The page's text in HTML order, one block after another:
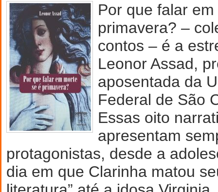
Por que falar
primavera? –
contos – é a
Leonor Assad,
aposentada da
Federal de São
Essas oito
apresentam
protagonistas, desde a
dia em que Clarinha matou